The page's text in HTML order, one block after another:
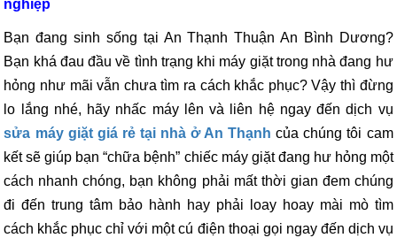
nghiệp
Bạn đang sinh sống tại An Thạnh Thuận An Bình Dương?
Bạn khá đau đầu về tình trạng khi máy giặt trong nhà đang hư
hỏng như mãi vẫn chưa tìm ra cách khắc phục? Vậy thì đừng
lo lắng nhé, hãy nhấc máy lên và liên hệ ngay đến dịch vụ
sửa máy giặt giá rẻ tại nhà ở An Thạnh của chúng tôi cam
kết sẽ giúp bạn “chữa bệnh” chiếc máy giặt đang hư hỏng một
cách nhanh chóng, bạn không phải mất thời gian đem chúng
đi đến trung tâm bảo hành hay phải loay hoay mài mò tìm
cách khắc phục chỉ với một cú điện thoại gọi ngay đến dịch vụ